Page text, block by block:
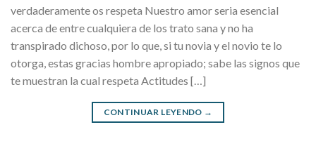
verdaderamente os respeta Nuestro amor seri­a esencial
acerca de entre cualquiera de los trato sana y no ha
transpirado dichoso, por lo que, si tu novia y el novio te lo
otorga, estas gracias hombre apropiado; sabe las signos que
te muestran la cual respeta Actitudes […]
CONTINUAR LEYENDO →